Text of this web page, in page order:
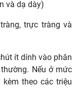
và dạ dày)
trực tràng và
ít dính vào phân
Nếu ở mức
theo các triệu